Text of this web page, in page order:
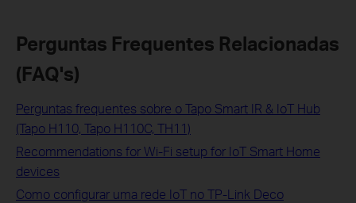
Perguntas Frequentes Relacionadas
(FAQ's)
Perguntas frequentes sobre o Tapo Smart IR & IoT Hub
(Tapo H110, Tapo H110C, TH11)
Recommendations for Wi-Fi setup for IoT Smart Home
devices
Como configurar uma rede IoT no TP-Link Deco